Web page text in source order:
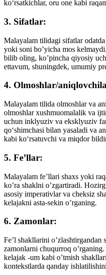
ko‘rsatkichlar, oru one kabi
3. Sifatlar:
Malayalam tilidagi sifatlar
yoki soni bo’yicha mos
bilib oling, ko’pincha qiyosiy
ettavum, shuningdek, umumiy
4. Olmoshlar/
Malayalam tilida olmoshlar va
olmoshlar xushmuomalalik va
uchun inklyuziv va eksklyuziv
qoʻshimchasi bilan yasaladi va
kabi koʻrsatuvchi va miqdor
5. Fe’llar:
Malayalam fe’llari shaxs yoki
ko’ra shaklni o’zgartiradi.
asosiy imperativlar va cheksiz
kelajakni asta-sekin o’rganing.
6. Zamonlar:
Fe’l shakllarini o’zlashtirgandan
zamonlarni chuqurroq
kelajak -um kabi o’tmish
kontekstlarda qanday